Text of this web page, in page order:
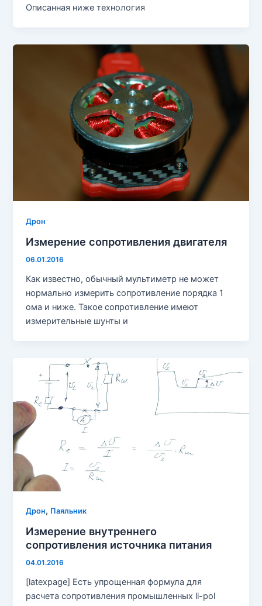
Описанная ниже технология
Дрон
Измерение сопротивления двигателя
06.01.2016
Как известно, обычный мультиметр не может
нормально измерить сопротивление порядка 1
ома и ниже. Такое сопротивление имеют
измерительные шунты и
Дрон, Паяльник
Измерение внутреннего
сопротивления источника питания
04.01.2016
[latexpage] Есть упрощенная формула для
расчета сопротивления промышленных li-pol